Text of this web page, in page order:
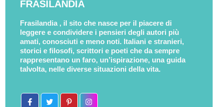
FRASILANDIA
Frasilandia , il sito che nasce per il piacere di
leggere e condividere i pensieri degli autori più
amati, conosciuti e meno noti. Italiani e stranieri,
storici e filosofi, scrittori e poeti che da sempre
rappresentano un faro, un’ispirazione, una guida
talvolta, nelle diverse situazioni della vita.